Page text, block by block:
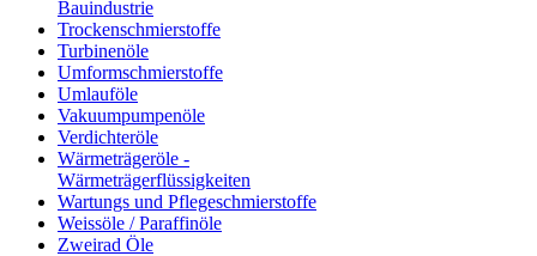
Bauindustrie
Trockenschmierstoffe
Turbinenöle
Umformschmierstoffe
Umlauföle
Vakuumpumpenöle
Verdichteröle
Wärmeträgeröle -
Wärmeträgerflüssigkeiten
Wartungs und Pflegeschmierstoffe
Weissöle / Paraffinöle
Zweirad Öle